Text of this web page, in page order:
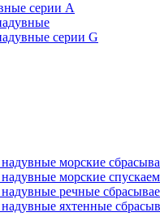
серии А
серии G
мoрcкиe
морские
речные
яхтенные